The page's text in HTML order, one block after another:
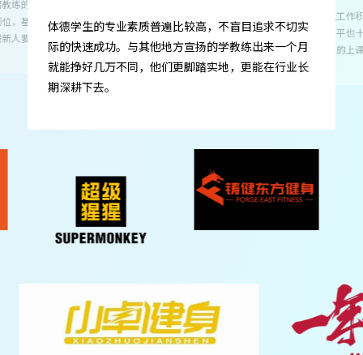
目追求不切实
练出来一个月
更能在行业长体德的学生工作积极主动，不仅具备过硬的专业素
养，服务水平也十分出色。有一套完善的服务流程，
以及标准化的上课体系。
们如何成为一个
识，所以体德毕
应期短。